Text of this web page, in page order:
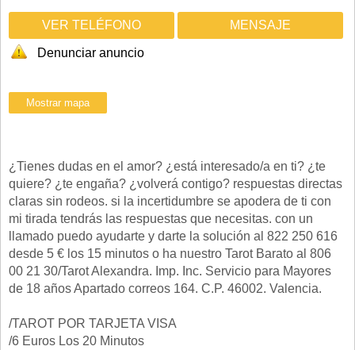
VER TELÉFONO MENSAJE
Denunciar anuncio
¿Tienes dudas en el amor? ¿está interesado/a en ti? ¿te
quiere? ¿te engaña? ¿volverá contigo? respuestas directas
claras sin rodeos. si la incertidumbre se apodera de ti con
mi tirada tendrás las respuestas que necesitas. con un
llamado puedo ayudarte y darte la solución al 822 250 616
desde 5 € los 15 minutos o ha nuestro Tarot Barato al 806
00 21 30/Tarot Alexandra. Imp. Inc. Servicio para Mayores
de 18 años Apartado correos 164. C.P. 46002. Valencia.
/TAROT POR TARJETA VISA
/6 Euros Los 20 Minutos